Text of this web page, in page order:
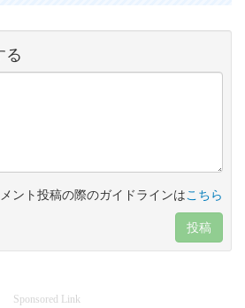
る
ント投稿の際のガイドラインはこちら
投稿
Sponsored Link